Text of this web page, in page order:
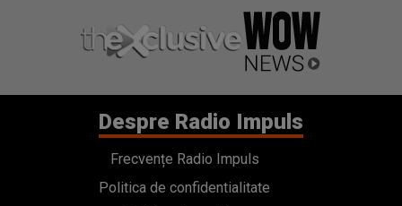
Despre Radio Impuls
Frecvențe Radio Impuls
Politica de confidentialitate